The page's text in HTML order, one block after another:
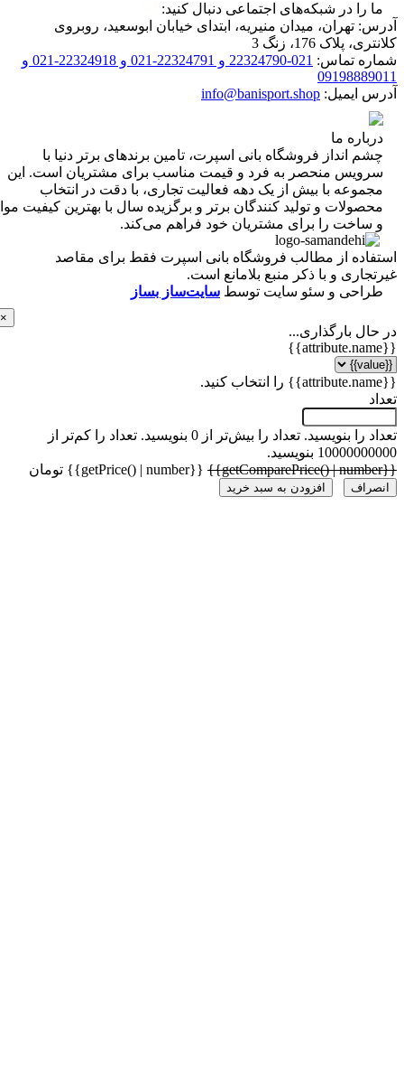
را در شبکه‌های اجتماعی دنبال کنید:
تهران، میدان منیریه، ابتدای خیابان ابوسعید، روبروی
پلاک 176، زنگ 3
تماس:
021-22324790 و 22324791-021 و 22324918-021 و
ایمیل: info@banisport.shop
ما
انداز فروشگاه‌ بانی اسپرت، تامین برندهای برتر دنیا با
منحصر به فرد و قیمت مناسب برای مشتریان است. این
با بیش از یک دهه فعالیت تجاری، با دقت در انتخاب
و تولید کنندگان برتر و برگزیده سال با بهترین کیفیت مواد
را برای مشتریان خود فراهم می‌کند.
از مطالب فروشگاه بانی اسپرت فقط برای مقاصد
و با ذکر منبع بلامانع است.
و سئو سایت توسطسایت‌ساز بساز
بارگذاری...
را بنویسید.تعداد را بیش‌تر از 0 بنویسید.
تعداد را کم‌تر از
بنویسید.
{{getPrice() | number}} تومان
افزودن به سبد خرید